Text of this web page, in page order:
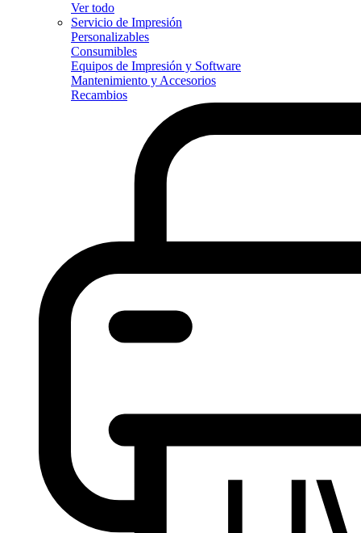
Ver todo
Servicio de Impresión
Personalizables
Consumibles
Equipos de Impresión y Software
Mantenimiento y Accesorios
Recambios